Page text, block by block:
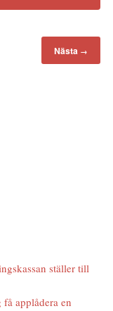
Nästa →
ställer till
applådera en